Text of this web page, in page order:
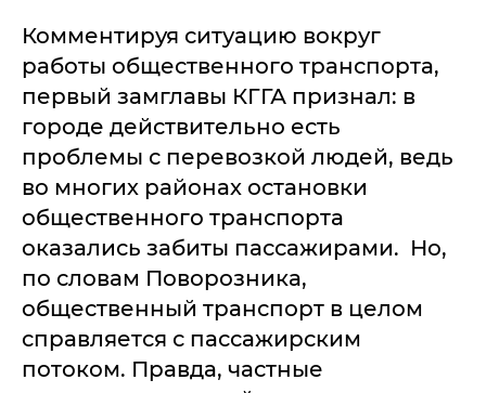
Комментируя ситуацию вокруг
работы общественного транспорта,
первый замглавы КГГА признал: в
городе действительно есть
проблемы с перевозкой людей, ведь
во многих районах остановки
общественного транспорта
оказались забиты пассажирами. Но,
по словам Поворозника,
общественный транспорт в целом
справляется с пассажирским
потоком. Правда, частные